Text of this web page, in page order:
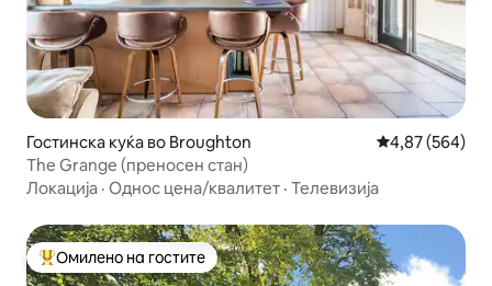
Гостинска куќа во Broughton Просечна
4,87 (564)
The Grange (преносен стан)
Локација · Однос цена/квалитет · Телевизија
Меѓу најуспешните „Омилени на гостите“
Омилено на гостите